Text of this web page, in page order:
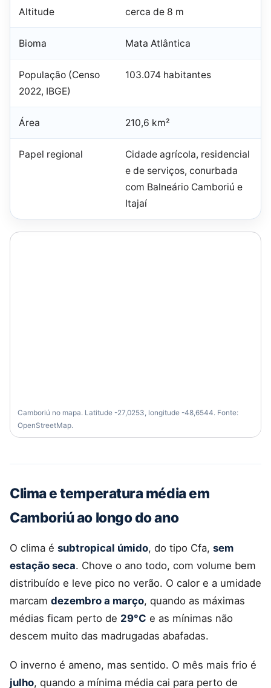
Altitude cerca de 8 m
Bioma Mata Atlântica
População (Censo
2022, IBGE)
103.074 habitantes
Área 210,6 km²
Papel regional
Cidade agrícola, residencial
e de serviços, conurbada
com Balneário Camboriú e
Itajaí
Camboriú no mapa. Latitude -27,0253, longitude -48,6544. Fonte:
OpenStreetMap.
Clima e temperatura média em
Camboriú ao longo do ano
O clima é subtropical úmido, do tipo Cfa, sem
estação seca. Chove o ano todo, com volume bem
distribuído e leve pico no verão. O calor e a umidade
marcam dezembro a março, quando as máximas
médias ficam perto de 29°C e as mínimas não
descem muito das madrugadas abafadas.
O inverno é ameno, mas sentido. O mês mais frio é
julho, quando a mínima média cai para perto de